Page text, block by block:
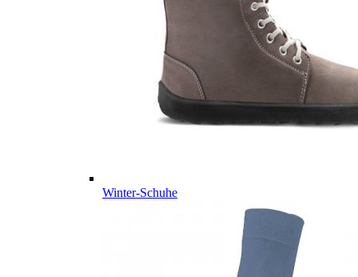
Winter-Schuhe